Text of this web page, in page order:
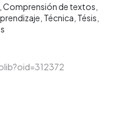
Comprensión de textos
Técnica Tésis